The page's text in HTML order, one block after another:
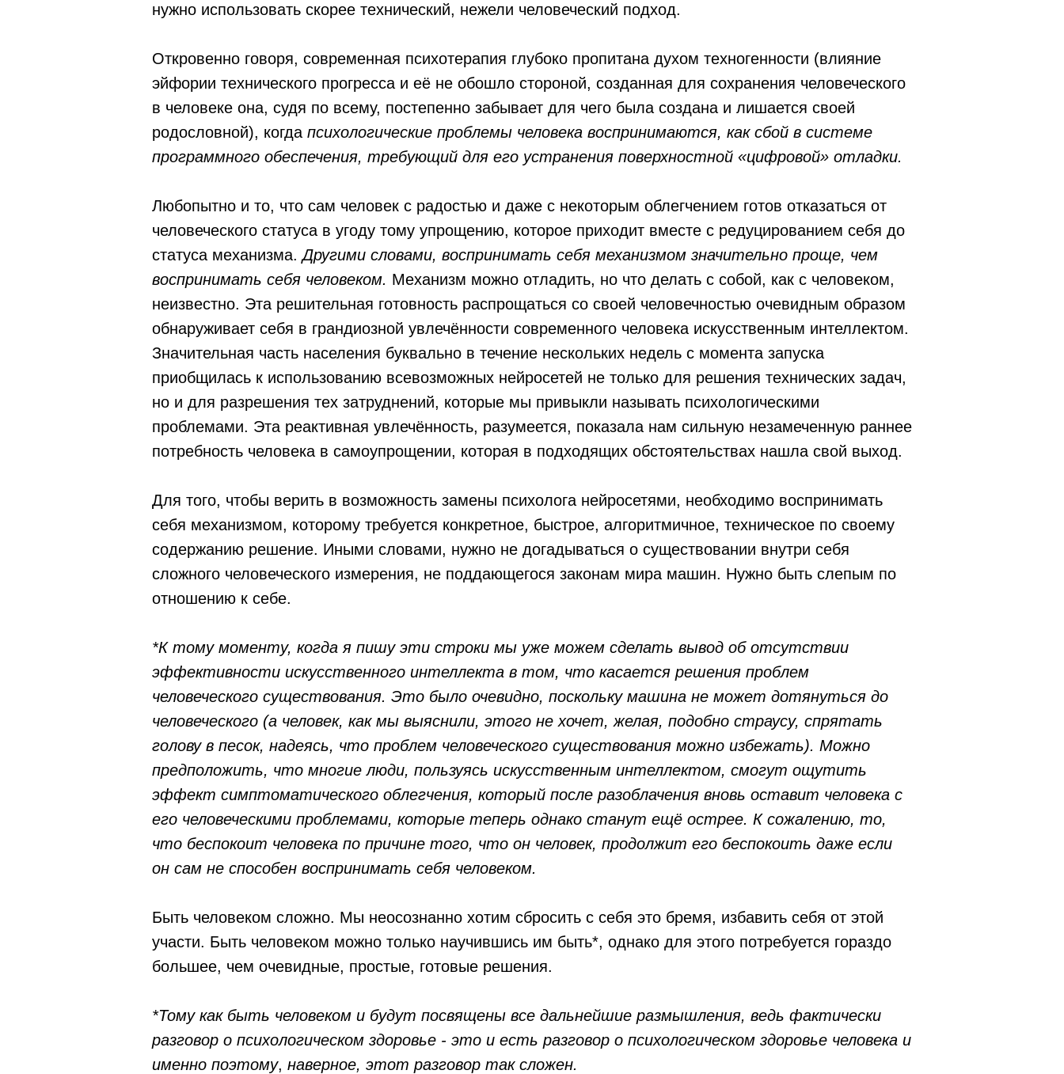
нужно использовать скорее технический, нежели человеческий подход.
Откровенно говоря, современная психотерапия глубоко пропитана духом техногенности (влияние
эйфории технического прогресса и её не обошло стороной, созданная для сохранения человеческого
в человеке она, судя по всему, постепенно забывает для чего была создана и лишается своей
родословной), когда психологические проблемы человека воспринимаются, как сбой в системе
программного обеспечения, требующий для его устранения поверхностной «цифровой» отладки.
Любопытно и то, что сам человек с радостью и даже с некоторым облегчением готов отказаться от
человеческого статуса в угоду тому упрощению, которое приходит вместе с редуцированием себя до
статуса механизма.Другими словами, воспринимать себя механизмом значительно проще, чем
воспринимать себя человеком. Механизм можно отладить, но что делать с собой, как с человеком,
неизвестно. Эта решительная готовность распрощаться со своей человечностью очевидным образом
обнаруживает себя в грандиозной увлечённости современного человека искусственным интеллектом.
Значительная часть населения буквально в течение нескольких недель с момента запуска
приобщилась к использованию всевозможных нейросетей не только для решения технических задач,
но и для разрешения тех затруднений, которые мы привыкли называть психологическими
проблемами. Эта реактивная увлечённость, разумеется, показала нам сильную незамеченную раннее
потребность человека в самоупрощении, которая в подходящих обстоятельствах нашла свой выход.
Для того, чтобы верить в возможность замены психолога нейросетями, необходимо воспринимать
себя механизмом, которому требуется конкретное, быстрое, алгоритмичное, техническое по своему
содержанию решение. Иными словами, нужно не догадываться о существовании внутри себя
сложного человеческого измерения, не поддающегося законам мира машин. Нужно быть слепым по
отношению к себе.
*К тому моменту, когда я пишу эти строки мы уже можем сделать вывод об отсутствии
эффективности искусственного интеллекта в том, что касается решения проблем
человеческого существования. Это было очевидно, поскольку машина не может дотянуться до
человеческого (а человек, как мы выяснили, этого не хочет, желая, подобно страусу, спрятать
голову в песок, надеясь, что проблем человеческого существования можно избежать). Можно
предположить, что многие люди, пользуясь искусственным интеллектом, смогут ощутить
эффект симптоматического облегчения, который после разоблачения вновь оставит человека с
его человеческими проблемами, которые теперь однако станут ещё острее. К сожалению, то,
что беспокоит человека по причине того, что он человек, продолжит его беспокоить даже если
он сам не способен воспринимать себя человеком.
Быть человеком сложно. Мы неосознанно хотим сбросить с себя это бремя, избавить себя от этой
участи. Быть человеком можно только научившись им быть*, однако для этого потребуется гораздо
большее, чем очевидные, простые, готовые решения.
*Тому как быть человеком и будут посвящены все дальнейшие размышления, ведь фактически
разговор о психологическом здоровье - это и есть разговор о психологическом здоровье человека и
именно поэтому, наверное, этот разговор так сложен.